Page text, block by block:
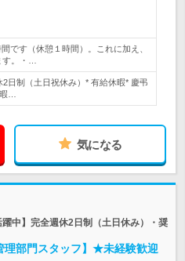
です（休憩１時間）。これに加え、
す。・…
日制（土日祝休み）* 有給休暇* 慶弔
…
気になる
中】完全週休2日制（土日休み）・奨
理部門スタッフ】★未経験歓迎